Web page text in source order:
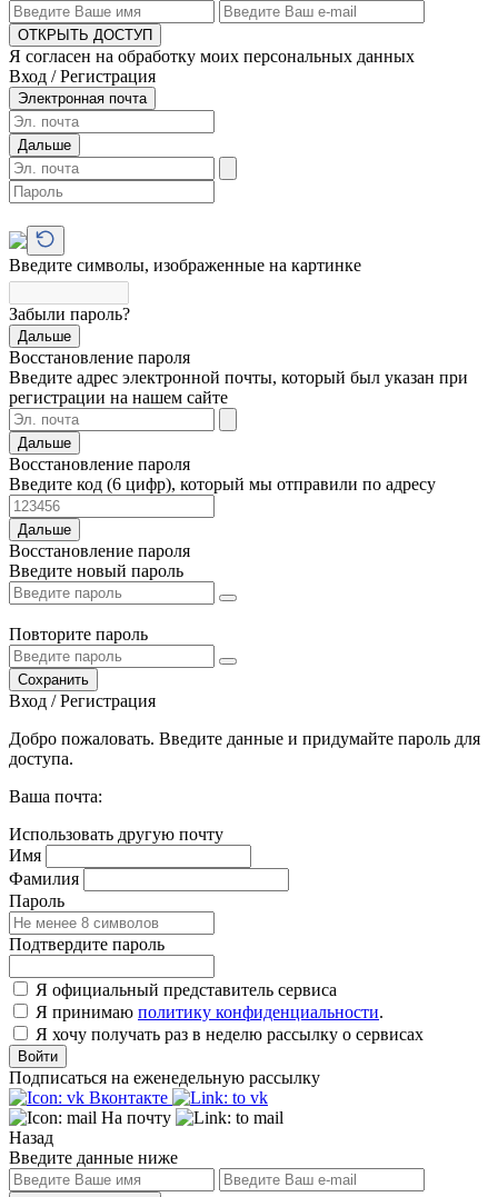
ОТКРЫТЬ ДОСТУП
Я согласен на обработку моих персональных данных
Вход / Регистрация
Электронная почта
Дальше
Введите символы, изображенные на картинке
Забыли пароль?
Дальше
Восстановление пароля
Введите адрес электронной почты, который был указан при
регистрации на нашем сайте
Дальше
Восстановление пароля
Введите код (6 цифр), который мы отправили по адресу
Дальше
Восстановление пароля
Введите новый пароль
Повторите пароль
Сохранить
Вход / Регистрация
Добро пожаловать. Введите данные и придумайте пароль для
доступа.
Ваша почта:
Использовать другую почту
Имя
Фамилия
Пароль
Подтвердите пароль
Я официальный представитель сервиса
Я принимаю политику конфиденциальности.
Я хочу получать раз в неделю рассылку о сервисах
Войти
Подписаться на еженедельную рассылку
Вконтакте
На почту
Назад
Введите данные ниже